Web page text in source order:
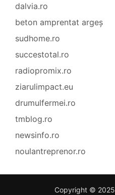
dalvia.ro
beton amprentat argeș
sudhome.ro
succestotal.ro
radiopromix.ro
ziarulimpact.eu
drumulfermei.ro
tmblog.ro
newsinfo.ro
noulantreprenor.ro
Copyright © 2025